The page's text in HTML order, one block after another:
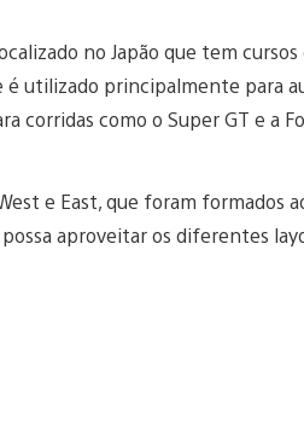
no Japão que tem
é utilizado principalmente para
corridas como o Super GT e a
e East, que foram formados
aproveitar os diferentes